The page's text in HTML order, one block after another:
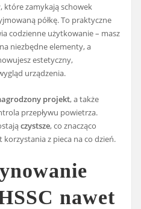
które zamykają schowek
półkę. To praktyczne
codzienne użytkowanie – masz
niezbędne elementy, a
estetyczny,
urządzenia.
projekt, a także
przepływu powietrza.
czystsze, co znacząco
z pieca na co dzień.
nawet